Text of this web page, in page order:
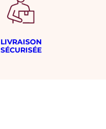
LIVRAISON
SÉCURISÉE